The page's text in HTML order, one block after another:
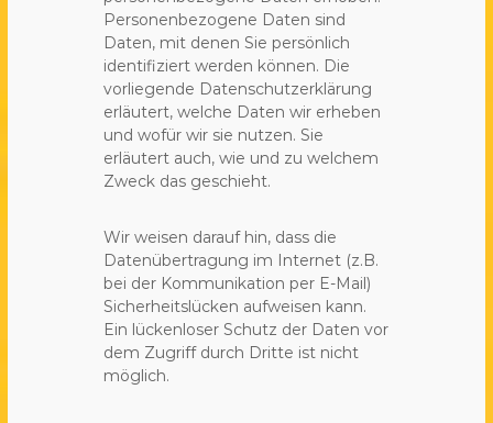
Personenbezogene Daten sind
Daten, mit denen Sie persönlich
identifiziert werden können. Die
vorliegende Datenschutzerklärung
erläutert, welche Daten wir erheben
und wofür wir sie nutzen. Sie
erläutert auch, wie und zu welchem
Zweck das geschieht.
Wir weisen darauf hin, dass die
Datenübertragung im Internet (z.B.
bei der Kommunikation per E-Mail)
Sicherheitslücken aufweisen kann.
Ein lückenloser Schutz der Daten vor
dem Zugriff durch Dritte ist nicht
möglich.